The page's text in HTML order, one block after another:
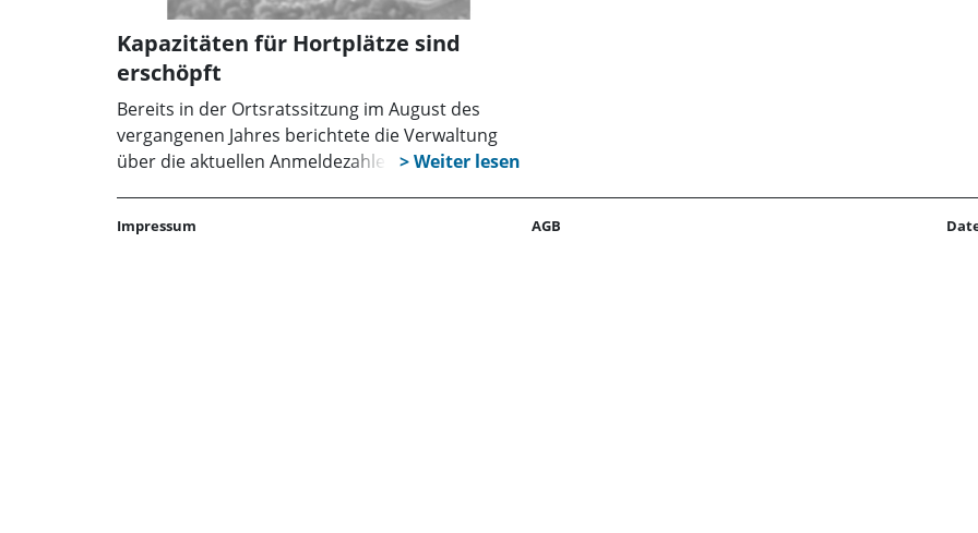
Kapazitäten für Hortplätze sind
erschöpft
Bereits in der Ortsratssitzung im August des
vergangenen Jahres berichtete die Verwaltung
über die aktuellen Anmeldezahlen in Krippe, Kita
der Einwohnersprechstunde in der
Impressum AGB